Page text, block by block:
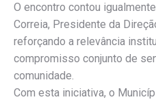
O encontro contou
Correia, Presidente da
reforçando a relevância
compromisso conjunto de
comunidade.
Com esta iniciativa, o